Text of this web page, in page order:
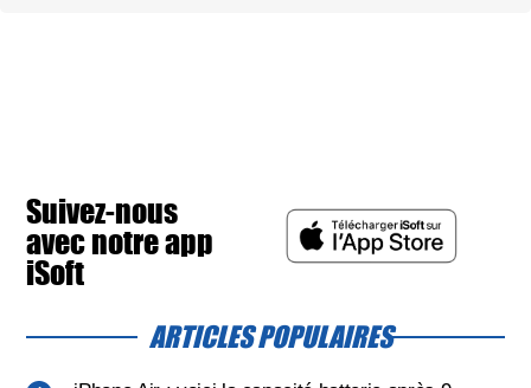
Suivez-nous
avec notre app
iSoft
ARTICLES POPULAIRES